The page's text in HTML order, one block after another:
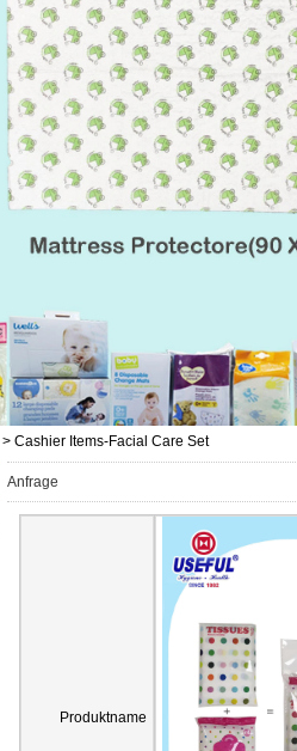
> Cashier Items-Facial Care Set
Anfrage
Produktname